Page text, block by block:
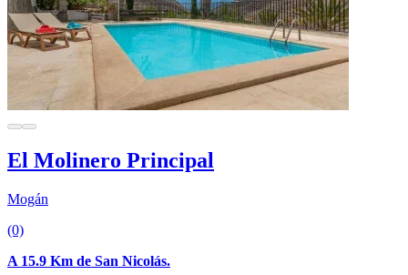
El Molinero Principal
Mogán
(0)
A 15.9 Km de San Nicolás.